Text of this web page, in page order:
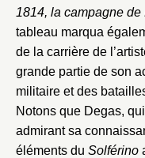
1814, la campagne de
tableau marqua
de la carrière de
grande partie de son
militaire et des
Notons que Degas,
admirant sa
éléments du Solférino